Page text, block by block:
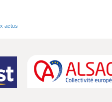
actus